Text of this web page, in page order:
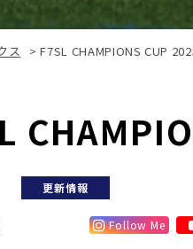
ス >F7SL CHAMPIONS CUP
更新情報
Follow Me